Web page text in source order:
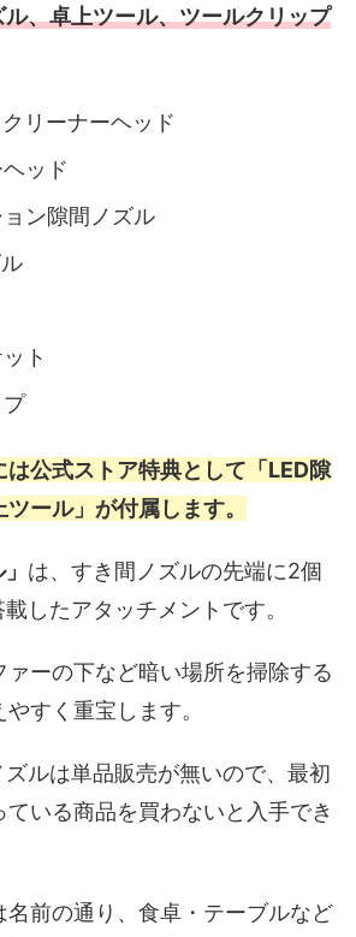
、卓上ツール、ツールクリップ
リーナーヘッド
ッド
ン隙間ノズル
ト
公式ストア特典として「LED隙
ール」が付属します。
は、すき間ノズルの先端に2個
したアタッチメントです。
ァーの下など暗い場所を掃除する
すく重宝します。
ルは単品販売が無いので、最初
いる商品を買わないと入手でき
名前の通り、食卓・テーブルなど